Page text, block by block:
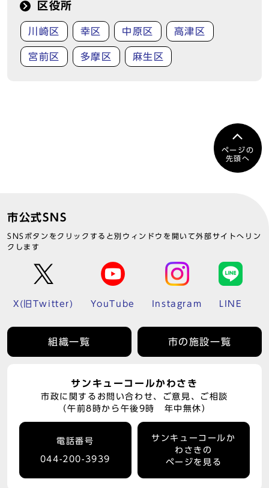
区役所
川崎区 幸区 中原区 高津区
宮前区 多摩区 麻生区
ページの
先頭へ
市公式SNS
SNSボタンをクリックすると別ウィンドウを開いて外部サイトへリン
クします
X(旧Twitter) YouTube Instagram LINE
組織一覧 市の施設一覧
サンキューコールかわさき
市政に関するお問い合わせ、ご意見、ご相談
（午前8時から午後9時 年中無休）
電話番号
044-200-3939
サンキューコールか
わさきの
ページを見る